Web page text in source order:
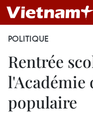
POLITIQUE
Rentrée
l'Académie
populaire